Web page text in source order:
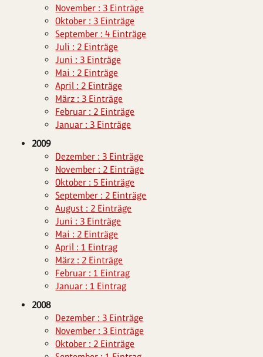
November : 3 Einträge
Oktober : 3 Einträge
September : 4 Einträge
Juli : 2 Einträge
Juni : 3 Einträge
Mai : 2 Einträge
April : 2 Einträge
März : 3 Einträge
Februar : 2 Einträge
Januar : 3 Einträge
2009
Dezember : 3 Einträge
November : 2 Einträge
Oktober : 5 Einträge
September : 2 Einträge
August : 2 Einträge
Juni : 3 Einträge
Mai : 2 Einträge
April : 1 Eintrag
März : 2 Einträge
Februar : 1 Eintrag
Januar : 1 Eintrag
2008
Dezember : 3 Einträge
November : 3 Einträge
Oktober : 2 Einträge